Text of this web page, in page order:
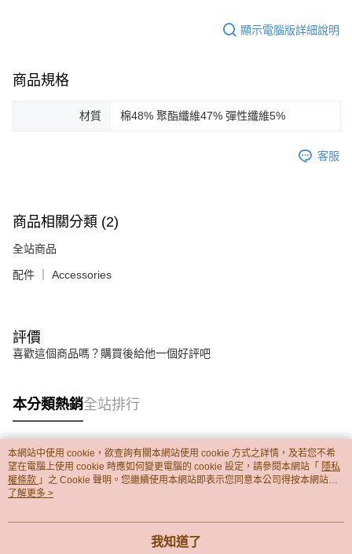
顯示電腦版詳細說明
商品規格
材質 棉48% 聚酯纖維47% 彈性纖維5%
客服
商品相關分類 (2)
全站商品
配件 ｜ Accessories
評價
喜歡這個商品嗎？購買後給他一個好評吧
本分類熱銷全站排行
熱門標籤
本網站中使用 cookie，欲查詢有關本網站使用 cookie 方式之詳情，及若您不希
望在電腦上使用 cookie 時應如何變更電腦的 cookie 設定，請參閱本網站「 隱私
權條款 」之 Cookie 聲明。您繼續使用本網站即表示您同意本公司得按本網站使
用條款之 Cookie 聲明使用 cookie。
了解更多 >
我知道了